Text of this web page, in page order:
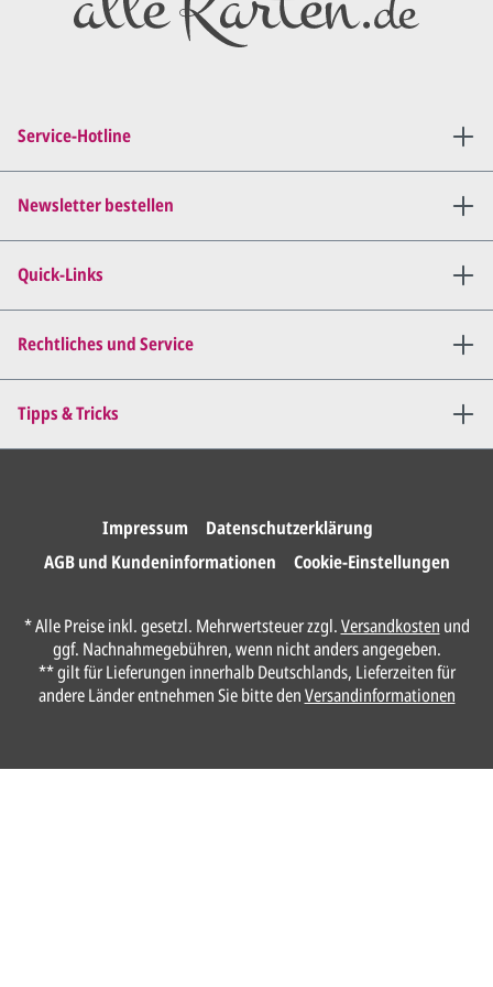
Service-Hotline
Rechtliches und Service
Tipps & Tricks
Quick-Links
Newsletter bestellen
Impressum
Datenschutzerklärung
AGB und Kundeninformationen
Cookie-Einstellungen
* Alle Preise inkl. gesetzl. Mehrwertsteuer zzgl.Versandkosten und
ggf. Nachnahmegebühren, wenn nicht anders angegeben.
** gilt für Lieferungen innerhalb Deutschlands, Lieferzeiten für
andere Länder entnehmen Sie bitte denVersandinformationen